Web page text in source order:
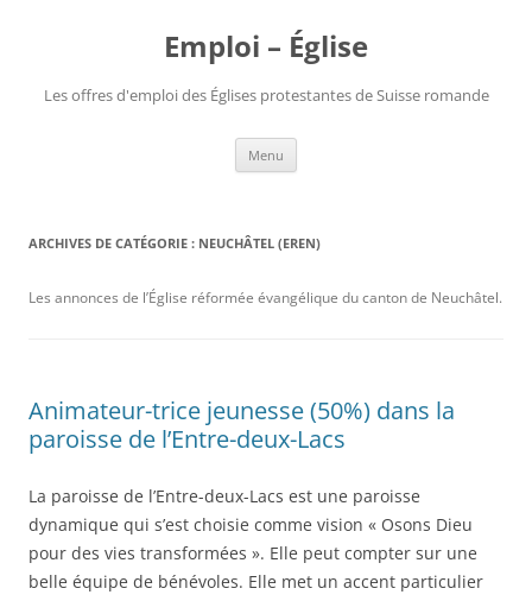
Emploi – Église
Les offres d'emploi des Églises protestantes de Suisse romande
Menu
ARCHIVES DE CATÉGORIE : NEUCHÂTEL (EREN)
Les annonces de l’Église réformée évangélique du canton de Neuchâtel.
Animateur-trice jeunesse (50%) dans la
paroisse de l’Entre-deux-Lacs
La paroisse de l’Entre-deux-Lacs est une paroisse
dynamique qui s’est choisie comme vision « Osons Dieu
pour des vies transformées ». Elle peut compter sur une
belle équipe de bénévoles. Elle met un accent particulier